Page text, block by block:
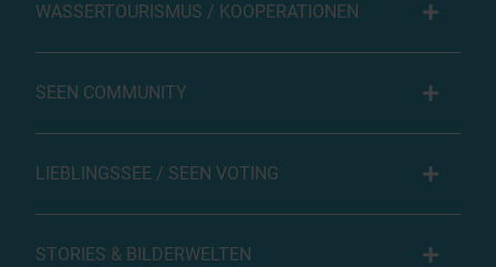
WASSERTOURISMUS / KOOPERATIONEN
SEEN COMMUNITY
LIEBLINGSSEE / SEEN VOTING
STORIES & BILDERWELTEN